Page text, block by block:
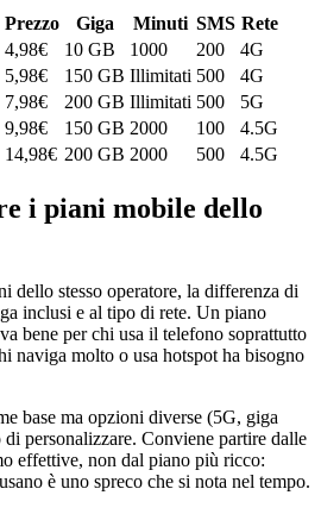
Prezzo Giga Minuti SMS Rete
4,98€ 10 GB 1000 200
4G
5,98€ 150 GB Illimitati 500
4G
7,98€ 200 GB Illimitati 500
5G
9,98€ 150 GB 2000 100
4.5G
14,98€ 200 GB 2000 500 4.5G
i piani mobile dello
dello stesso operatore, la differenza di
inclusi e al tipo di rete. Un piano
bene per chi usa il telefono soprattutto
naviga molto o usa hotspot ha bisogno
base ma opzioni diverse (5G, giga
personalizzare. Conviene partire dalle
effettive, non dal piano più ricco:
è uno spreco che si nota nel tempo.